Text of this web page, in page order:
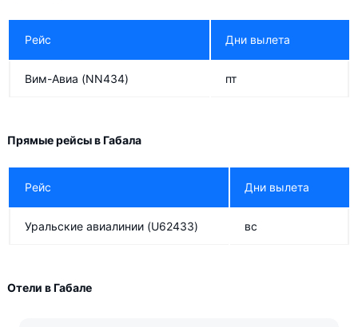
Рейс Дни вылета
Вим-Авиа (NN434) пт
Прямые рейсы в Габала
Рейс Дни вылета
Уральские авиалинии (U62433) вс
Отели в Габале